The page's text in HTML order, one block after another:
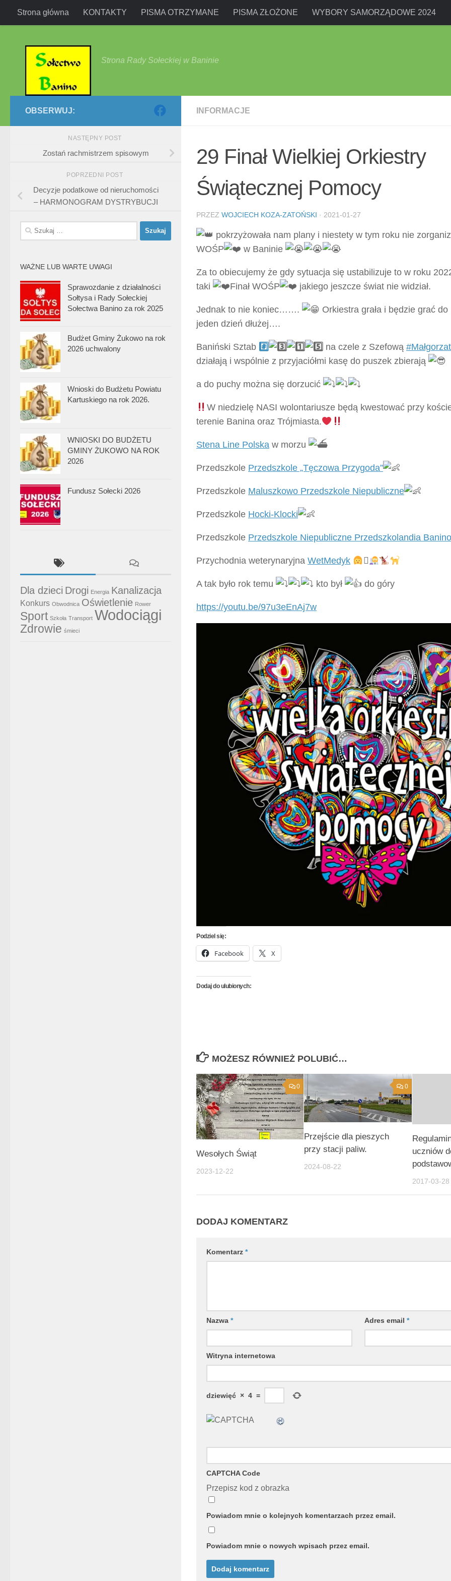
Przejdź do treści
Strona główna KONTAKTY PISMA OTRZYMANE PISMA ZŁOŻONE WYBORY SAMORZĄDOWE 2024
Strona Rady Sołeckiej w Baninie
INFORMACJE
29 Finał Wielkiej Orkiestry
Świątecznej Pomocy
PRZEZ WOJCIECH KOZA-ZATOŃSKI · 2021-01-27
pokrzyżowała nam plany i niestety w tym roku nie
WOŚP
w Baninie
Za to obiecujemy że gdy sytuacja się ustabilizuje to w roku
taki
Finał WOŚP jakiego jeszcze świat nie widział.
Jednak to nie koniec…….
Orkiestra grała i będzie grać
jeden dzień dłużej….
Baniński Sztab #️ na czele z Szefową
działają i wspólnie z przyjaciółmi kasę do puszek zbierają
a do puchy można się dorzucić
W niedzielę NASI wolontariusze będą kwestować przy
terenie Banina oraz Trójmiasta.
Stena Line Polska w morzu
Przedszkole Przedszkole „Tęczowa Przygoda”
Przedszkole Maluszkowo Przedszkole Niepubliczne
Przedszkole Hocki-Klocki
Przedszkole Przedszkole Niepubliczne Przedszkolandia Banino
Przychodnia weterynaryjna WetMedyk ‍⚕
A tak było rok temu kto był do góry
https://youtu.be/97u3eEnAj7w
Podziel się:
Facebook X
Dodaj do ulubionych:
MOŻESZ RÓWNIEŻ POLUBIĆ…
0
Wesołych Świąt
2023-12-22
0
Przejście dla pieszych
przy stacji paliw.
2024-08-22
uczniów
2017-03-28
DODAJ KOMENTARZ
Komentarz *
Nazwa * Adres email*
Witryna internetowa
dziewięć × 4 =
CAPTCHA Code
Przepisz kod z obrazka
Powiadom mnie o kolejnych komentarzach przez email.
Powiadom mnie o nowych wpisach przez email.
OBSERWUJ:
NASTĘPNY POST
Zostań rachmistrzem spisowym
POPRZEDNI POST
Decyzje podatkowe od nieruchomości
– HARMONOGRAM DYSTRYBUCJI
Szukaj:
WAŻNE LUB WARTE UWAGI
Sprawozdanie z działalności
Sołtysa i Rady Sołeckiej
Sołectwa Banino za rok 2025
Budżet Gminy Żukowo na rok
2026 uchwalony
Wnioski do Budżetu Powiatu
Kartuskiego na rok 2026.
WNIOSKI DO BUDŻETU
GMINY ŻUKOWO NA ROK
2026
Fundusz Sołecki 2026
Dla dzieci Drogi Energia Kanalizacja
Konkurs Obwodnica Oświetlenie Rower
Sport Szkoła Transport Wodociągi
Zdrowie śmieci